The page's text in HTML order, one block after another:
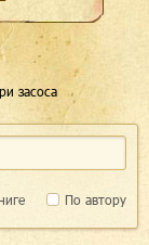
засоса
По автору